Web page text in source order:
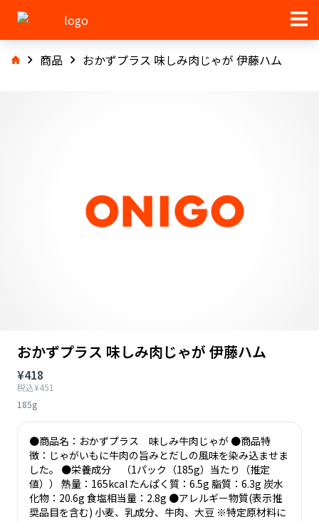
商品 おかずプラス 味しみ肉じゃが 伊藤ハム
おかずプラス 味しみ肉じゃが 伊藤ハム
¥418
税込¥451
185g
●商品名：おかずプラス 味しみ牛肉じゃが ●商品特
徴：じゃがいもに牛肉の旨みとだしの風味を染み込ませま
した。 ●栄養成分 （1パック（185g）当たり（推定
値）） 熱量：165kcal たんぱく質：6.5g 脂質：6.3g 炭水
化物：20.6g 食塩相当量：2.8g ●アレルギー物質(表示推
奨品目を含む) 小麦、乳成分、牛肉、大豆 ※特定原材料に